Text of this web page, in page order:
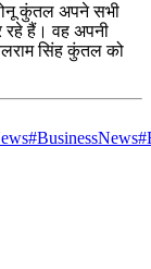
कुंतल अपने सभी
रहे हैं। वह अपनी
सिंह कुंतल को
#BusinessNews